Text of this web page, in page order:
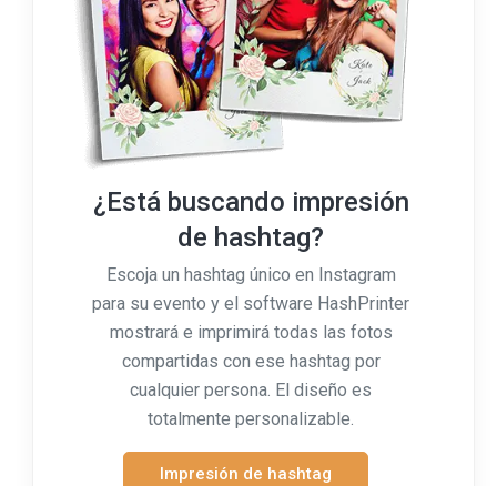
¿Está buscando impresión
de hashtag?
Escoja un hashtag único en Instagram
para su evento y el software HashPrinter
mostrará e imprimirá todas las fotos
compartidas con ese hashtag por
cualquier persona. El diseño es
totalmente personalizable.
Impresión de hashtag